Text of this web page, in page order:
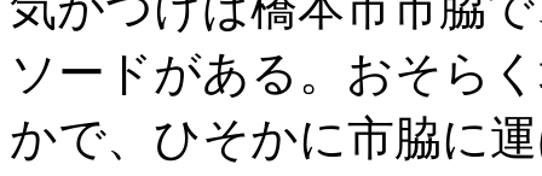
ソードがある。おそら
かで、ひそかに市脇に